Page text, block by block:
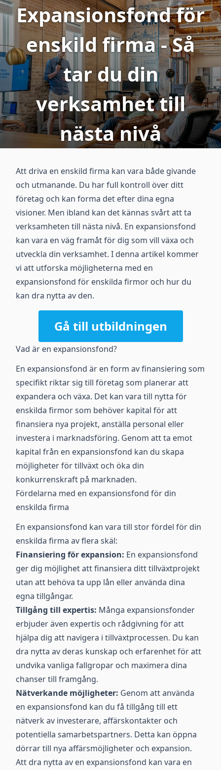
Expansionsfond för
enskild firma - Så
tar du din
verksamhet till
nästa nivå
Att driva en enskild firma kan vara både givande
och utmanande. Du har full kontroll över ditt
företag och kan forma det efter dina egna
visioner. Men ibland kan det kännas svårt att ta
verksamheten till nästa nivå. En expansionsfond
kan vara en väg framåt för dig som vill växa och
utveckla din verksamhet. I denna artikel kommer
vi att utforska möjligheterna med en
expansionsfond för enskilda firmor och hur du
kan dra nytta av den.
Gå till utbildningen
Vad är en expansionsfond?
En expansionsfond är en form av finansiering som
specifikt riktar sig till företag som planerar att
expandera och växa. Det kan vara till nytta för
enskilda firmor som behöver kapital för att
finansiera nya projekt, anställa personal eller
investera i marknadsföring. Genom att ta emot
kapital från en expansionsfond kan du skapa
möjligheter för tillväxt och öka din
konkurrenskraft på marknaden.
Fördelarna med en expansionsfond för din
enskilda firma
En expansionsfond kan vara till stor fördel för din
enskilda firma av flera skäl:
Finansiering för expansion: En expansionsfond
ger dig möjlighet att finansiera ditt tillväxtprojekt
utan att behöva ta upp lån eller använda dina
egna tillgångar.
Tillgång till expertis: Många expansionsfonder
erbjuder även expertis och rådgivning för att
hjälpa dig att navigera i tillväxtprocessen. Du kan
dra nytta av deras kunskap och erfarenhet för att
undvika vanliga fallgropar och maximera dina
chanser till framgång.
Nätverkande möjligheter: Genom att använda
en expansionsfond kan du få tillgång till ett
nätverk av investerare, affärskontakter och
potentiella samarbetspartners. Detta kan öppna
dörrar till nya affärsmöjligheter och expansion.
Att dra nytta av en expansionsfond kan vara en